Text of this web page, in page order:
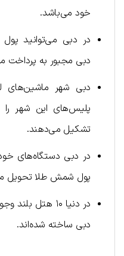
خود می‌باشد.
در دبی می‌توانید پول
دبی مجبور به پرداخت
دبی شهر
پلیس‌های این شهر را
تشکیل می‌دهند.
در دبی دستگاه‌های
پول شمش طلا تحویل
دبی ساخته شده‌اند.